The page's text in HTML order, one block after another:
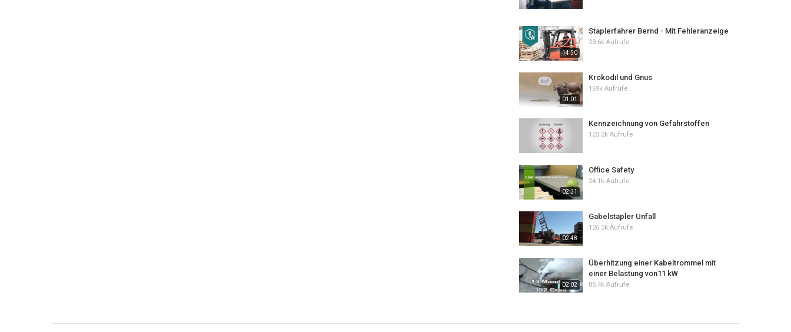
14:50
Staplerfahrer Bernd - Mit Fehleranzeige
23.6k Aufrufe
01:01
Krokodil und Gnus
169k Aufrufe
Kennzeichnung von Gefahrstoffen
123.2k Aufrufe
02:31
Office Safety
24.1k Aufrufe
02:48
Gabelstapler Unfall
126.3k Aufrufe
02:02
Überhitzung einer Kabeltrommel mit
einer Belastung von11 kW
85.4k Aufrufe